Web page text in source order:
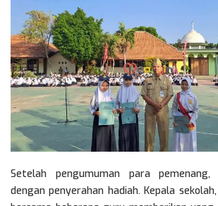
Setelah pengumuman para pemenang,
dengan penyerahan hadiah. Kepala sekolah,